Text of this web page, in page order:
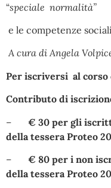
“speciale normalità”
e le competenze
A cura di Angela
Per iscriversi al corso
Contributo di
– € 30 per gli
della tessera Proteo
– € 80 per i non
della tessera Proteo